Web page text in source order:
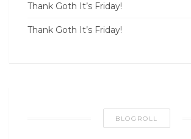
Thank Goth It’s Friday!
Thank Goth It’s Friday!
BLOGROLL